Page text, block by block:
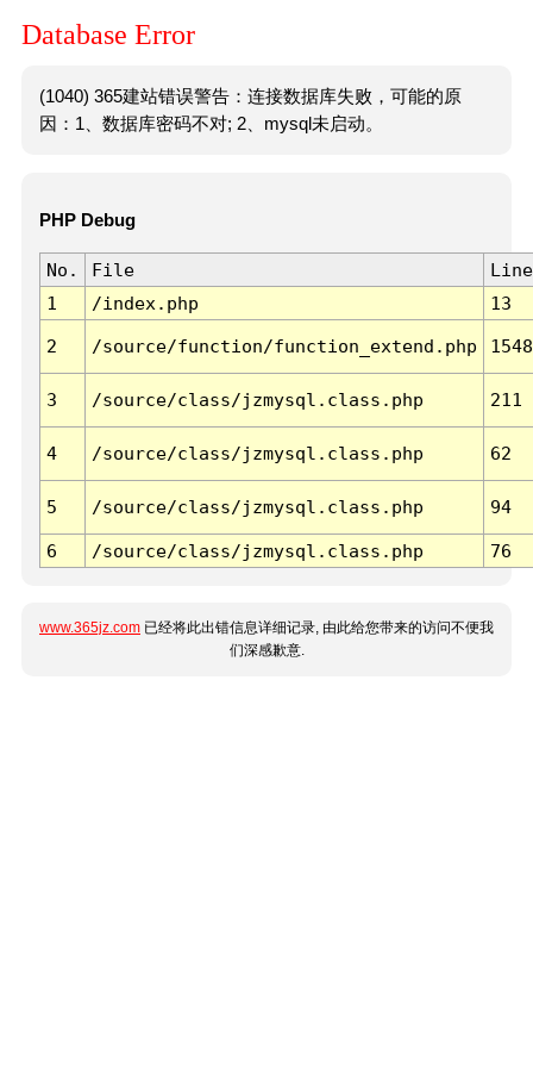
Database Error
(1040) 365建站错误警告：连接数据库失败，可能的原
因：1、数据库密码不对; 2、mysql未启动。
PHP Debug
No. File
Line
1
/index.php 13
2 /source/function/function_extend.php 1548
3 /source/class/jzmysql.class.php 211
4 /source/class/jzmysql.class.php 62
5 /source/class/jzmysql.class.php 94
6 /source/class/jzmysql.class.php 76
www.365jz.com 已经将此出错信息详细记录, 由此给您带来的访问不便我
们深感歉意.